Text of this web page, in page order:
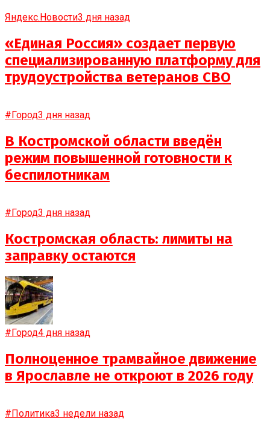
Яндекс.Новости3 дня назад
«Единая Россия» создает первую
специализированную платформу для
трудоустройства ветеранов СВО
#Город3 дня назад
В Костромской области введён
режим повышенной готовности к
беспилотникам
#Город3 дня назад
Костромская область: лимиты на
заправку остаются
#Город4 дня назад
Полноценное трамвайное движение
в Ярославле не откроют в 2026 году
#Политика3 недели назад